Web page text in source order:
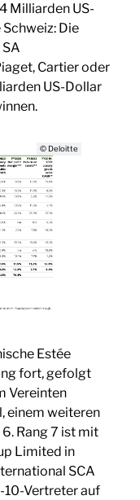
Milliarden US-
Die
Cartier oder
US-Dollar
© Deloitte
Estée
fort, gefolgt
Vereinten
einem weiteren
Rang 7 ist mit
Limited in
SCA
10-Vertreter auf